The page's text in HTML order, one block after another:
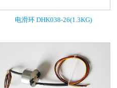
电滑环 DHK038-26(1.3KG)